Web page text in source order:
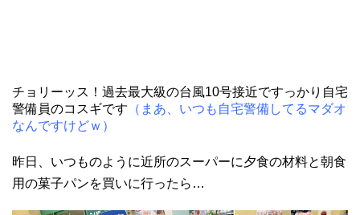
チョリーッス！過去最大級の台風10号接近ですっかり自宅
警備員のコスギです （まあ、いつも自宅警備してるマダオ
なんですけどｗ）
昨日、いつものように近所のスーパーに夕食の材料と朝食
用の菓子パンを買いに行ったら…